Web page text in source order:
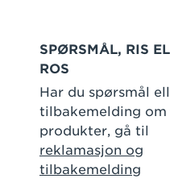
SPØRSMÅL, RIS
ROS
Har du spørsmål
tilbakemelding om
produkter, gå til
reklamasjon og
tilbakemelding